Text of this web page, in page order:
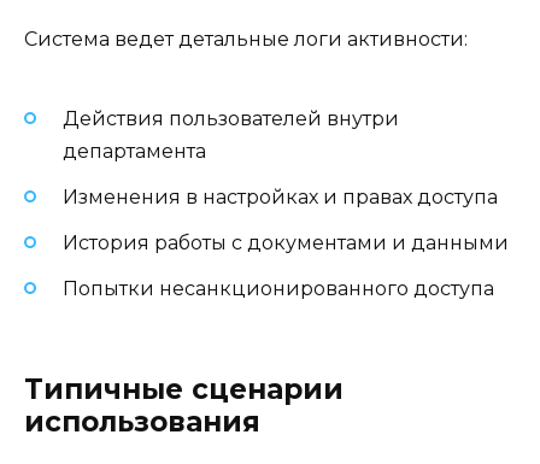
Система ведет детальные логи активности:
Действия пользователей внутри
департамента
Изменения в настройках и правах доступа
История работы с документами и данными
Попытки несанкционированного доступа
Типичные сценарии
использования